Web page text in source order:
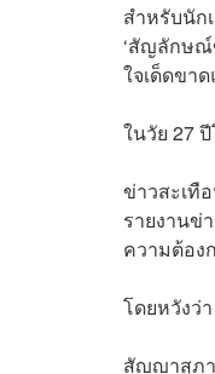
สำหรับนัก
‘สัญลักษณ์
ใจเด็ดขา
ในวัย 27
ข่าวสะเทื
รายงานข่
ความต้อง
โดยหวังว่
สัญญาสุภา